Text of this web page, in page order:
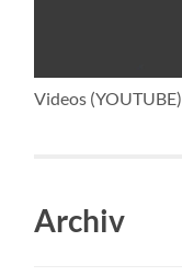
Videos (YOUTUBE)
Archiv